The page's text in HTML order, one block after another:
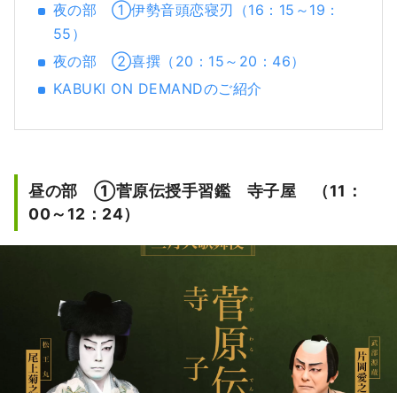
夜の部 ①伊勢音頭恋寝刃（16：15～19：
55）
夜の部 ②喜撰（20：15～20：46）
KABUKI ON DEMANDのご紹介
昼の部 ①菅原伝授手習鑑 寺子屋 （11：
00～12：24）